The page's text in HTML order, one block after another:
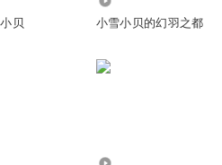
贝 小雪小贝的幻羽之都